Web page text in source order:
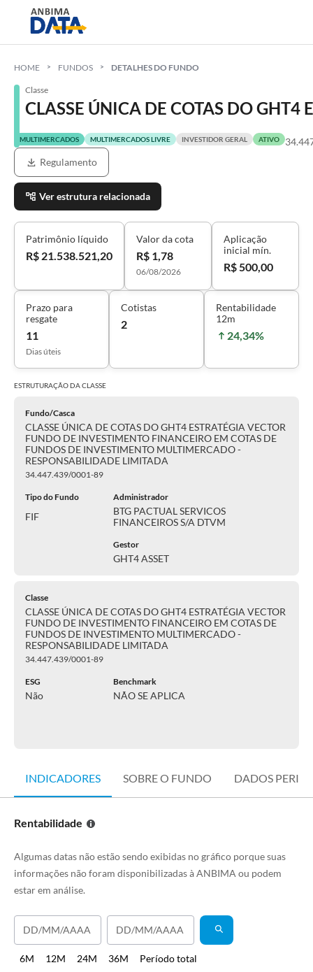
HOME FUNDOS DETALHES DO FUNDO
Classe
CLASSE ÚNICA DE COTAS DO
MULTIMERCADOS MULTIMERCADOS LIVRE INVESTIDOR GERAL ATIVO
Regulamento
Ver estrutura relacionada
Patrimônio líquido
R$ 21.538.521,20
Valor da cota
R$ 1,78
06/08/2026
Aplicação
inicial mín.
R$ 500,00
Prazo para
resgate
11
Dias úteis
Cotistas
2
Rentabilidade
12m
24,34%
ESTRUTURAÇÃO DACLASSE
Fundo/Casca
CLASSE ÚNICA DE COTAS DO GHT4 ESTRATÉGIA VECTOR
FUNDO DE INVESTIMENTO FINANCEIRO EM COTAS DE
FUNDOS DE INVESTIMENTO MULTIMERCADO -
RESPONSABILIDADE LIMITADA
34.447.439/0001-89
Tipo do Fundo
FIF
Administrador
BTG PACTUAL SERVICOS
FINANCEIROS S/A DTVM
Gestor
GHT4 ASSET
Classe
CLASSE ÚNICA DE COTAS DO GHT4 ESTRATÉGIA VECTOR
FUNDO DE INVESTIMENTO FINANCEIRO EM COTAS DE
FUNDOS DE INVESTIMENTO MULTIMERCADO -
RESPONSABILIDADE LIMITADA
34.447.439/0001-89
ESG
Não
Benchmark
NÃO SE APLICA
INDICADORES SOBRE O FUNDO DADOS
Rentabilidade
Algumas datas não estão sendo exibidas no gráfico porque suas
informações não foram disponibilizadas à ANBIMA ou podem
estar em análise.
6M 12M 24M 36M Período total